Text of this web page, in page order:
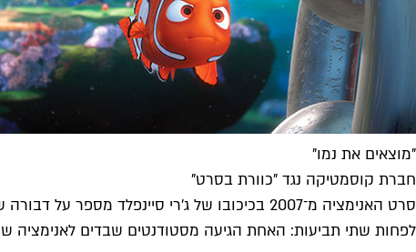
"מוצאים את נמו"
חברת קוסמטיקה נגד "כוורת בסרט"
סרט האנימציה מ־2007 בכיכובו של ג'רי